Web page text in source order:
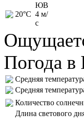
20°C
ЮВ
4 м/
с
Погода в
Средняя
Средняя
Количество
Длина светового